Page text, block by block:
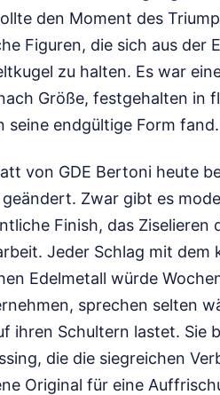
den Moment des
Figuren, die sich aus der
zu halten. Es war
Größe, festgehalten in
seine endgültige Form fand.
von GDE Bertoni heute
Zwar gibt es
Finish, das
Jeder Schlag mit dem
Edelmetall würde
sprechen selten
ihren Schultern lastet. Sie
die die siegreichen
Original für eine